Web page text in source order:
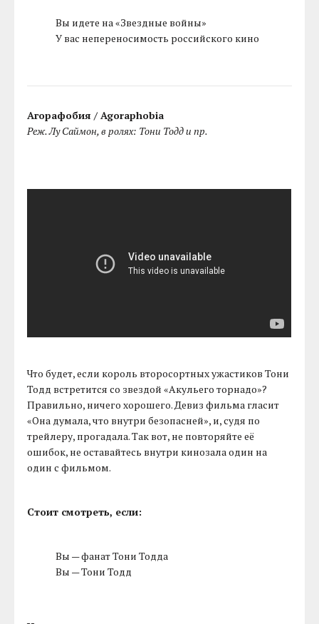
Вы идете на «Звездные войны»
У вас непереносимость российского кино
Агорафобия / Agoraphobia
Реж. Лу Саймон, в ролях: Тони Тодд и пр.
Что будет, если король второсортных ужастиков Тони
Тодд встретится со звездой «Акульего торнадо»?
Правильно, ничего хорошего. Девиз фильма гласит
«Она думала, что внутри безопасней», и, судя по
трейлеру, прогадала. Так вот, не повторяйте её
ошибок, не оставайтесь внутри кинозала один на
один с фильмом.
Стоит смотреть, если:
Вы — фанат Тони Тодда
Вы — Тони Тодд